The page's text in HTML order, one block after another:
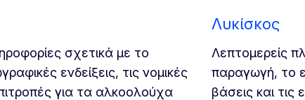
σχετικά με το
ενδείξεις, τις νομικές
για τα αλκοολούχα
Λυκίσκος
Λεπτομερείς
παραγωγή, το
βάσεις και τις